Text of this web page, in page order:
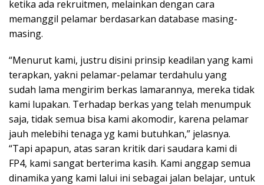
ketika ada rekruitmen, melainkan dengan cara
memanggil pelamar berdasarkan database masing-
masing.
“Menurut kami, justru disini prinsip keadilan yang kami
terapkan, yakni pelamar-pelamar terdahulu yang
sudah lama mengirim berkas lamarannya, mereka tidak
kami lupakan. Terhadap berkas yang telah menumpuk
saja, tidak semua bisa kami akomodir, karena pelamar
jauh melebihi tenaga yg kami butuhkan,” jelasnya.
“Tapi apapun, atas saran kritik dari saudara kami di
FP4, kami sangat berterima kasih. Kami anggap semua
dinamika yang kami lalui ini sebagai jalan belajar, untuk